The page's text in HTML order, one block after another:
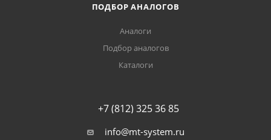
ПОДБОР АНАЛОГОВ
Аналоги
Подбор аналогов
Каталоги
+7 (812) 325 36 85
info@mt-system.ru